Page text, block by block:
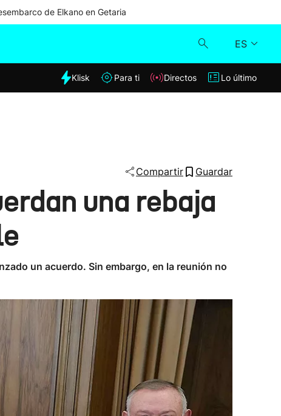
de Elkano en Getaria
ES
Klisk
Lo último
Klisk Para ti Directos Lo último
Compartir Guardar
una rebaja
un acuerdo. Sin embargo, en la reunión no